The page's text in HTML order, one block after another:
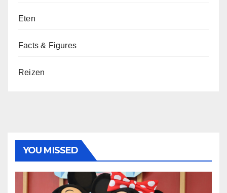
Eten
Facts & Figures
Reizen
YOU MISSED